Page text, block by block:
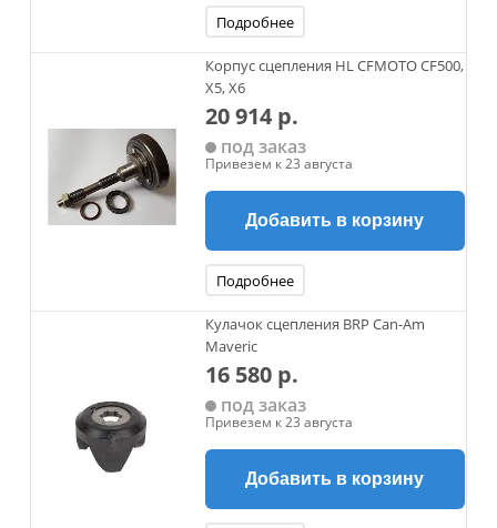
Подробнее
Корпус сцепления HL CFMOTO CF500,
X5, X6
20 914 р.
под заказ
Привезем к 23 августа
Добавить в корзину
Подробнее
Кулачок сцепления BRP Can-Am
Maveric
16 580 р.
под заказ
Привезем к 23 августа
Добавить в корзину